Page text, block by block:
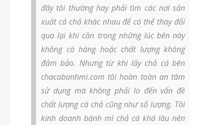
đây tôi thường hay phải tìm các nơi sản
xuất cá chả khác nhau để có thể thay đổi
qua lại khi cần trong những lúc bên này
không có hàng hoặc chất lượng không
đảm bảo. Nhưng từ khi lấy chả cá bên
chacabanhmi.com tôi hoàn toàn an tâm
sử dụng mà không phải lo đến vấn đề
chất lượng cá chả cũng như số lượng. Tôi
kinh doanh bánh mì chả cá khá lâu nên